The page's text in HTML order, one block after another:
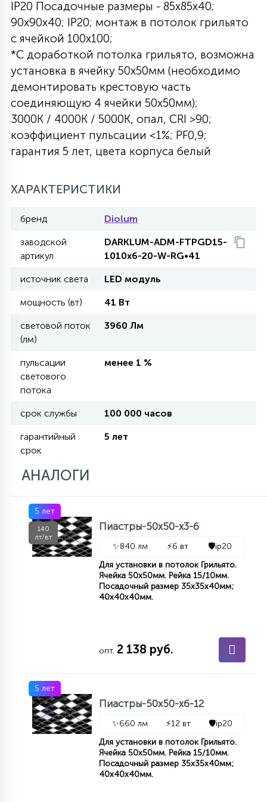
СЕГМЕНТ
13
АКСЕССУАРЫ К LED ПАНЕЛЯМ
ЦИЛИНДРИЧЕСКИЕ
ТАБЛЕТКИ
ДЕРЕВЯННЫЕ
ВОЛНИСТЫЕ
БРА И ЛЮСТРЫ
3D МОТИВЫ
135
ГИРЛЯНДЫ
ШАРЫ
ДЕРЕВЬЯ
3D ФИГУРЫ ИЗ АКРИЛА
УЛИЧНЫЕ ЕЛИ
ВИДЕО ЗАНАВЕСЫ
ПРАЗДНИЧНЫЕ ФИГУРЫ-
КОСМЕТОЛОГИЧЕСКИЕ
КРЕСЛА
МЕДИЦИНСКИЕ АППАРАТЫ
СЦЕНИЧЕСКОЕ И СТУДИЙНОЕ
ЛАЗЕРНЫЕ СИСТЕМЫ
IP20 Посадочные размеры - 85х85х40;
90х90х40; IP20; монтаж в потолок грильято
с ячейкой 100х100;
*С доработкой потолка грильято, возможна
установка в ячейку 50х50мм (необходимо
демонтировать крестовую часть
соединяющую 4 ячейки 50х50мм);
3000К / 4000К / 5000К, опал, CRI >90;
коэффициент пульсации <1%; PF0,9;
гарантия 5 лет, цвета корпуса белый
ХАРАКТЕРИСТИКИ
бренд Diolum
заводской
артикул
DARKLUM-ADM-FTPGD15-
1010x6-20-W-RG•41
источник света LED модуль
мощность (вт) 41 Вт
световой поток
(лм)
3960 Лм
пульсации
светового
потока
менее 1 %
срок службы 100 000 часов
гарантийный
срок
5 лет
АНАЛОГИ
5 лет
140
лт/вт
Пиастры-50х50-х3-6
✨840 лм ⚡6 вт 🛡️ip20
Для установки в потолок Грильято.
Ячейка 50x50мм. Рейка 15/10мм.
Посадочный размер 35x35x40мм;
40x40x40мм.
опт. 2 138 руб.
5 лет
Пиастры-50х50-х6-12
✨660 лм ⚡12 вт 🛡️ip20
Для установки в потолок Грильято.
Ячейка 50x50мм. Рейка 15/10мм.
Посадочный размер 35x35x40мм;
40x40x40мм.